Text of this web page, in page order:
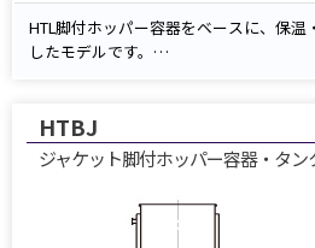
HTL脚付ホッパー容器をベースに、保
したモデルです。
容器底部には排出ノズルを備えており
可能です。
HTBJ
ジャケット脚付ホッパー容器・タン